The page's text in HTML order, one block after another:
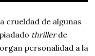
crueldad de algunas
thrillerde
personalidad a la